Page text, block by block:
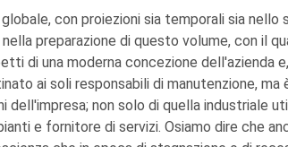
con proiezioni sia temporali sia
preparazione di questo volume, con il
di una moderna concezione dell'azienda
ai soli responsabili di manutenzione,
dell'impresa; non solo di quella industriale
e fornitore di servizi. Osiamo dire che